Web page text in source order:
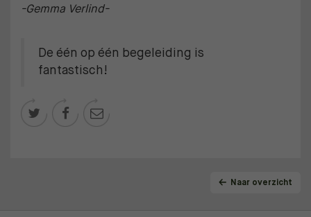
-Gemma Verlind-
De één op één begeleiding is
fantastisch!
  
Naar overzicht